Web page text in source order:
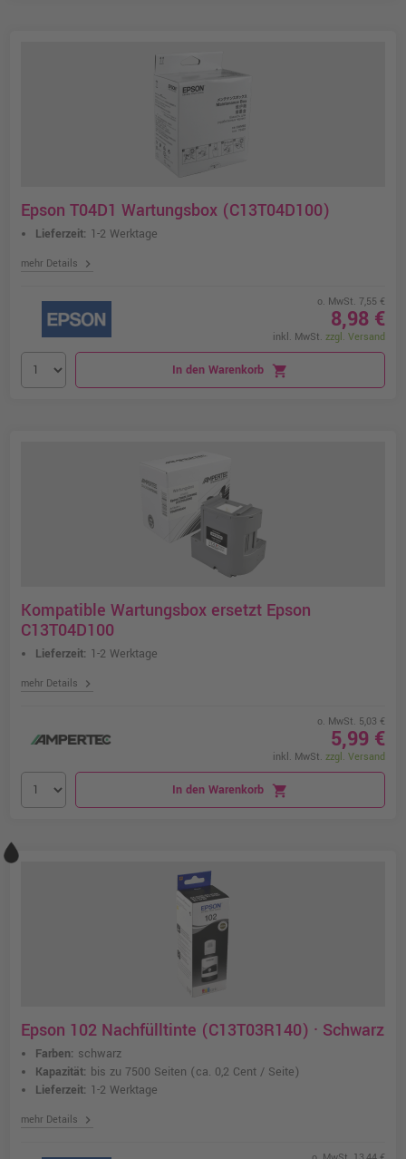
Epson T04D1 Wartungsbox (C13T04D100)
Lieferzeit: 1-2 Werktage
mehr Details chevron_right
o. MwSt. 7,55 €
8,98 €
inkl. MwSt. zzgl. Versand
In den Warenkorb shopping_cart
Kompatible Wartungsbox ersetzt Epson
C13T04D100
Lieferzeit: 1-2 Werktage
mehr Details chevron_right
o. MwSt. 5,03 €
5,99 €
inkl. MwSt. zzgl. Versand
In den Warenkorb shopping_cart
Epson 102 Nachfülltinte (C13T03R140) · Schwarz
Farben: schwarz
Kapazität: bis zu 7500 Seiten (ca. 0,2 Cent / Seite)
Lieferzeit: 1-2 Werktage
mehr Details chevron_right